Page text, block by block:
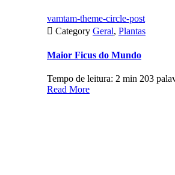
vamtam-theme-circle-post
 Category Geral, Plantas
Maior Ficus do Mundo
Tempo de leitura: 2 min 203
Read More